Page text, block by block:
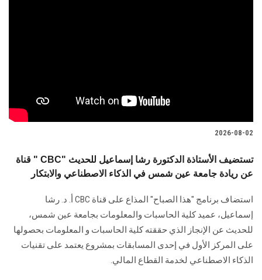
الدراسات العليا
الموظفون
سجل الان
2026-08-02
قناة " CBC" تستضيف الأستاذة الدكتورة رشا إسماعيل للحديث
عن ريادة جامعة عين شمس في الذكاء الاصطناعي والابتكار
استضاف برنامج "هذا الصباح" المذاع على قناة CBC أ. د. رشا
إسماعيل، عميد كلية الحاسبات والمعلومات بجامعة عين شمس،
للحديث عن الإنجاز الذي حققته كلية الحاسبات و المعلومات بحصولها
على المركز الأول في إحدى المسابقات بمشروع يعتمد على تقنيات
الذكاء الاصطناعي لخدمة القطاع المالي.